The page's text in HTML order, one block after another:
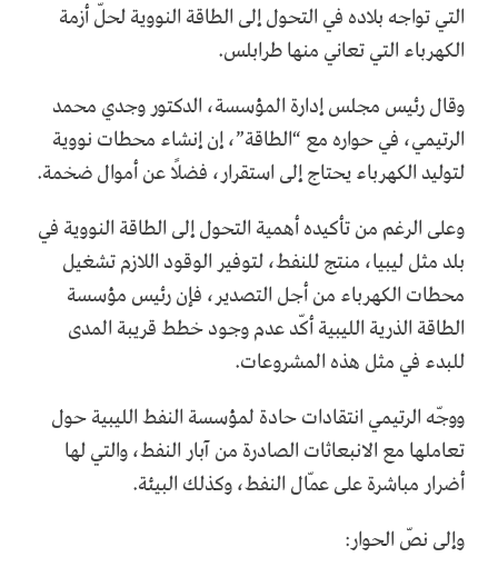
التي تواجه بلاده في التحول إلى الطاقة النووية لحلّ أزمة
الكهرباء التي تعاني منها طرابلس.
وقال رئيس مجلس إدارة المؤسسة، الدكتور وجدي محمد
الرتيمي، في حواره مع “الطاقة”، إن إنشاء محطات نووية
لتوليد الكهرباء يحتاج إلى استقرار، فضلًا عن أموال ضخمة.
وعلى الرغم من تأكيده أهمية التحول إلى الطاقة النووية في
بلد مثل ليبيا، منتج للنفط، لتوفير الوقود اللازم تشغيل
محطات الكهرباء من أجل التصدير، فإن رئيس مؤسسة
الطاقة الذرية الليبية أكّد عدم وجود خطط قريبة المدى
للبدء في مثل هذه المشروعات.
ووجّه الرتيمي انتقادات حادة لمؤسسة النفط الليبية حول
تعاملها مع الانبعاثات الصادرة من آبار النفط، والتي لها
أضرار مباشرة على عمّال النفط، وكذلك البيئة.
وإلى نصّ الحوار: